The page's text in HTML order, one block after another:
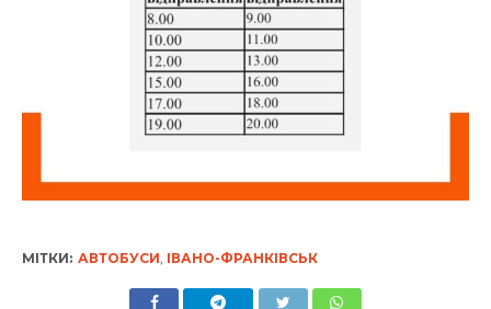
МІТКИ: АВТОБУСИ, ІВАНО-ФРАНКІВСЬК